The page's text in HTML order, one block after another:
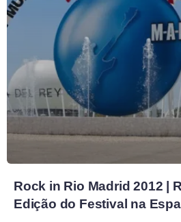
Rock in Rio Madrid 2012 |
Edição do Festival na